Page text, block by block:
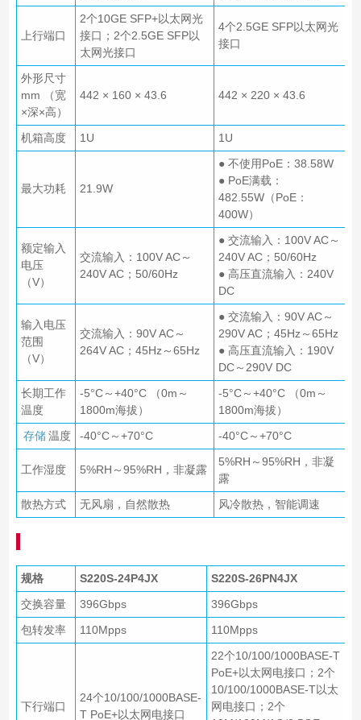
上行端口
2个10GE SFP+以太网光
接口；2个2.5GE SFP以
太网光接口
4个2.5GE SFP以太网光
接口
外形尺寸
mm （宽
×深×高）
442 × 160 × 43.6 442 × 220 × 43.6
机箱高度 1U 1U
最大功耗 21.9W
● 不使用PoE：38.58W
● PoE满载：
482.55W（PoE：
400W）
额定输入
电压
（V）
交流输入：100V AC～
240V AC；50/60Hz
● 交流输入：100V AC～
240V AC；50/60Hz
● 高压直流输入：240V
DC
输入电压
范围
（V）
交流输入：90V AC～
264V AC；45Hz～65Hz
● 交流输入：90V AC～
290V AC；45Hz～65Hz
● 高压直流输入：190V
DC～290V DC
长期工作
温度
-5°C～+40°C （0m～
1800m海拔）
-5°C～+40°C （0m～
1800m海拔）
存储 温度 -40°C～+70°C -40°C～+70°C
工作湿度 5%RH～95%RH，非凝露
5%RH～95%RH，非凝
露
散热方式
无风扇，自然散热 风冷散热，智能调速
规格 S220S-24P4JX
S220S-26PN4JX
交换容量
396Gbps
396Gbps
包转发率
110Mpps 110Mpps
下行端口
24个10/100/1000BASE-
T PoE+以太网电接口
22个10/100/1000BASE-T
PoE+以太网电接口；2个
10/100/1000BASE-T以太
网电接口；2个